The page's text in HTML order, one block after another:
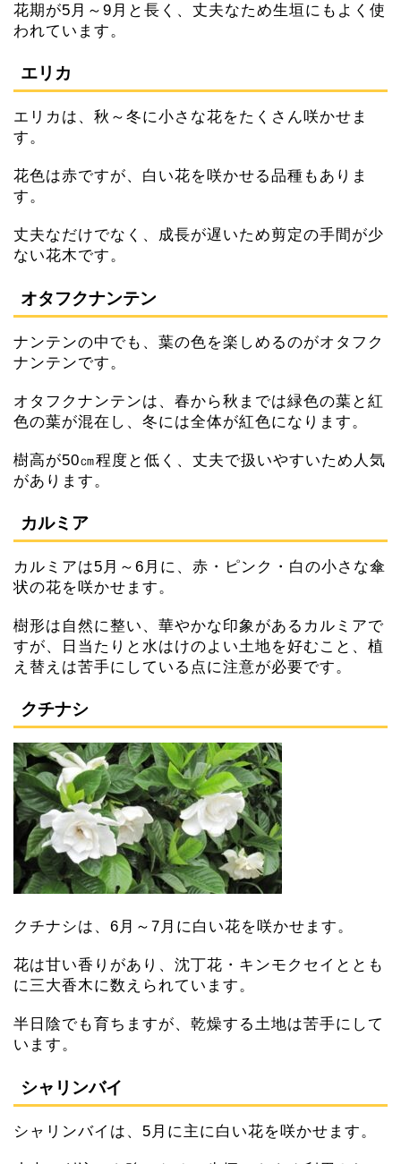
花期が5月～9月と長く、丈夫なため生垣にもよく使
われています。
エリカ
エリカは、秋～冬に小さな花をたくさん咲かせま
す。
花色は赤ですが、白い花を咲かせる品種もありま
す。
丈夫なだけでなく、成長が遅いため剪定の手間が少
ない花木です。
オタフクナンテン
ナンテンの中でも、葉の色を楽しめるのがオタフク
ナンテンです。
オタフクナンテンは、春から秋までは緑色の葉と紅
色の葉が混在し、冬には全体が紅色になります。
樹高が50㎝程度と低く、丈夫で扱いやすいため人気
があります。
カルミア
カルミアは5月～6月に、赤・ピンク・白の小さな傘
状の花を咲かせます。
樹形は自然に整い、華やかな印象があるカルミアで
すが、日当たりと水はけのよい土地を好むこと、植
え替えは苦手にしている点に注意が必要です。
クチナシ
クチナシは、6月～7月に白い花を咲かせます。
花は甘い香りがあり、沈丁花・キンモクセイととも
に三大香木に数えられています。
半日陰でも育ちますが、乾燥する土地は苦手にして
います。
シャリンバイ
シャリンバイは、5月に主に白い花を咲かせます。